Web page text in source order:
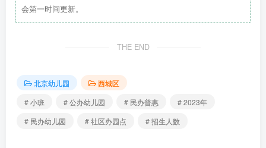
会第一时间更新。
THE END
北京幼儿园
西城区
# 小班
# 公办幼儿园 # 民办普惠
# 2023年
# 民办幼儿园
# 社区办园点 # 招生人数